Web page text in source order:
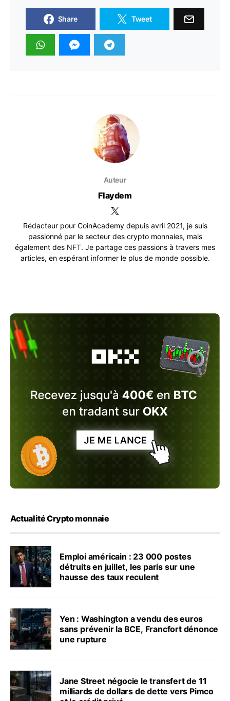
Share Tweet
Auteur
Flaydem
Rédacteur pour CoinAcademy depuis avril 2021, je suis
passionné par le secteur des crypto monnaies, mais
également des NFT. Je partage ces passions à travers mes
articles, en espérant informer le plus de monde possible.
Actualité Crypto monnaie
Emploi américain : 23 000 postes
détruits en juillet, les paris sur une
hausse des taux reculent
Yen : Washington a vendu des euros
sans prévenir la BCE, Francfort dénonce
une rupture
Jane Street négocie le transfert de 11
milliards de dollars de dette vers Pimco